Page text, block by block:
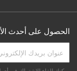
الحصول على أحدث